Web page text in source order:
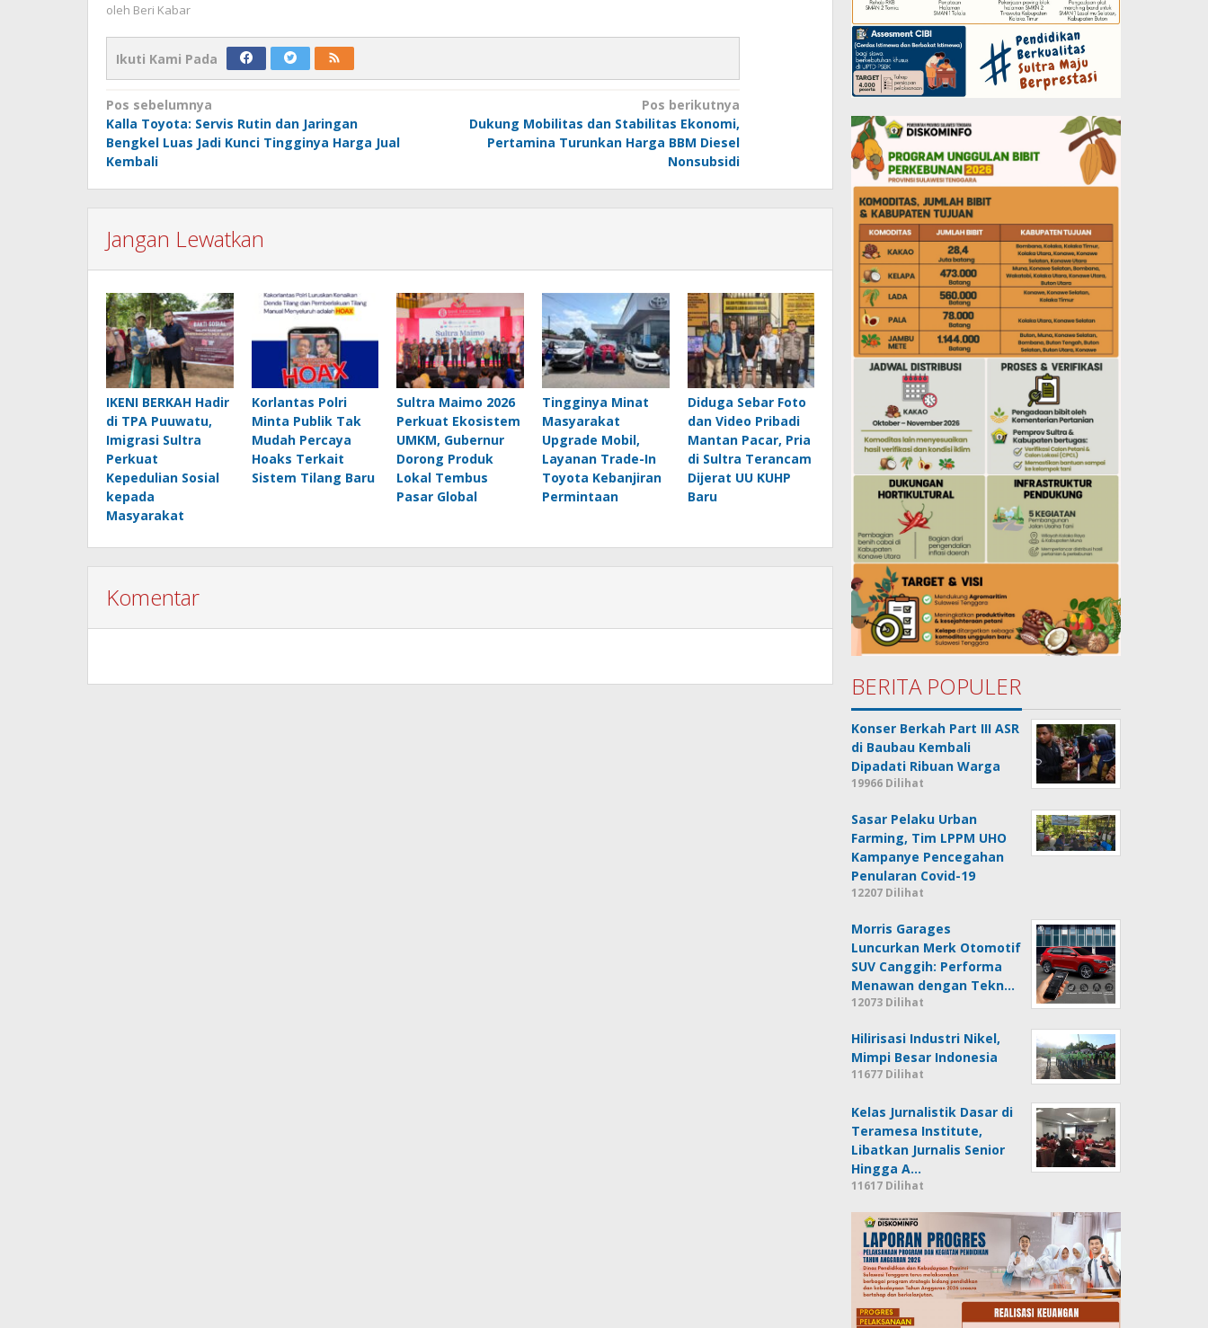
oleh Beri Kabar
Ikuti Kami Pada
Navigasi
pos
Pos sebelumnya
Kalla Toyota: Servis Rutin dan Jaringan
Bengkel Luas Jadi Kunci Tingginya Harga Jual
Kembali
Pos berikutnya
Dukung Mobilitas dan Stabilitas Ekonomi,
Pertamina Turunkan Harga BBM Diesel
Nonsubsidi
Jangan Lewatkan
IKENI BERKAH Hadir
di TPA Puuwatu,
Imigrasi Sultra
Perkuat
Kepedulian Sosial
kepada
Masyarakat
Korlantas Polri
Minta Publik Tak
Mudah Percaya
Hoaks Terkait
Sistem Tilang Baru
Sultra Maimo 2026
Perkuat Ekosistem
UMKM, Gubernur
Dorong Produk
Lokal Tembus
Pasar Global
Tingginya Minat
Masyarakat
Upgrade Mobil,
Layanan Trade-In
Toyota Kebanjiran
Permintaan
Diduga Sebar Foto
dan Video Pribadi
Mantan Pacar, Pria
di Sultra Terancam
Dijerat UU KUHP
Baru
Komentar
BERITA POPULER
Konser Berkah Part III ASR
di Baubau Kembali
Dipadati Ribuan Warga
19966 Dilihat
Sasar Pelaku Urban
Farming, Tim LPPM UHO
Kampanye Pencegahan
Penularan Covid-19
12207 Dilihat
Morris Garages
Luncurkan Merk Otomotif
SUV Canggih: Performa
Menawan dengan Tekn…
12073 Dilihat
Hilirisasi Industri Nikel,
Mimpi Besar Indonesia
11677 Dilihat
Kelas Jurnalistik Dasar di
Teramesa Institute,
Libatkan Jurnalis Senior
Hingga A…
11617 Dilihat